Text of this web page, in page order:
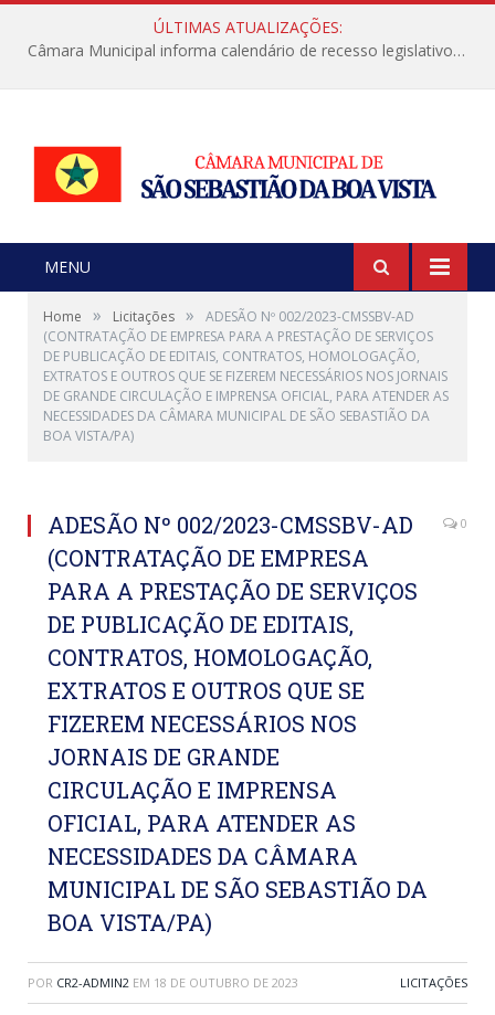
ÚLTIMAS ATUALIZAÇÕES:
Câmara Municipal informa calendário de recesso legislativo de julho
MENU
Home » Licitações »
ADESÃO Nº 002/2023-CMSSBV-AD
(CONTRATAÇÃO DE EMPRESA PARA A PRESTAÇÃO DE SERVIÇOS
DE PUBLICAÇÃO DE EDITAIS, CONTRATOS, HOMOLOGAÇÃO,
EXTRATOS E OUTROS QUE SE FIZEREM NECESSÁRIOS NOS JORNAIS
DE GRANDE CIRCULAÇÃO E IMPRENSA OFICIAL, PARA ATENDER AS
NECESSIDADES DA CÂMARA MUNICIPAL DE SÃO SEBASTIÃO DA
BOA VISTA/PA)
ADESÃO Nº 002/2023-CMSSBV-AD
(CONTRATAÇÃO DE EMPRESA
PARA A PRESTAÇÃO DE SERVIÇOS
DE PUBLICAÇÃO DE EDITAIS,
CONTRATOS, HOMOLOGAÇÃO,
EXTRATOS E OUTROS QUE SE
FIZEREM NECESSÁRIOS NOS
JORNAIS DE GRANDE
CIRCULAÇÃO E IMPRENSA
OFICIAL, PARA ATENDER AS
NECESSIDADES DA CÂMARA
MUNICIPAL DE SÃO SEBASTIÃO DA
BOA VISTA/PA)
0
POR CR2-ADMIN2 EM 18 DE OUTUBRO DE 2023 LICITAÇÕES